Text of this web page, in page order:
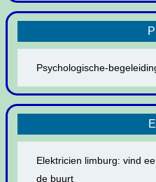
Psychologische-
Elektricien limburg: vind
de buurt